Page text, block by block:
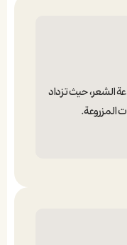
الشعر، حيث تزداد
المزروعة.